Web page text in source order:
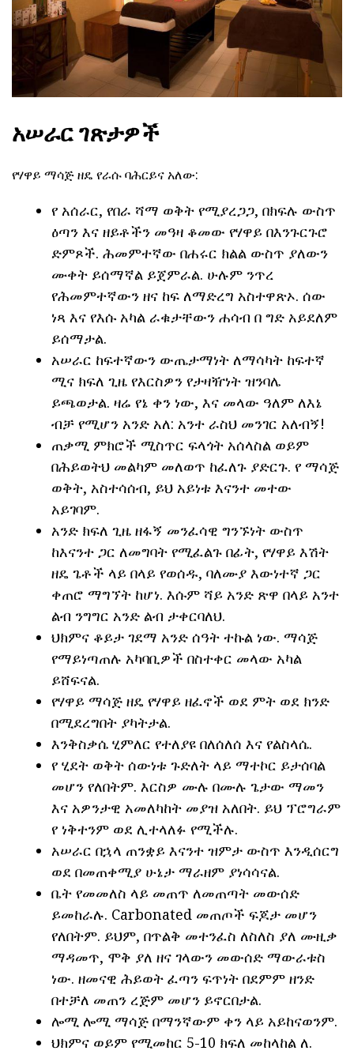
አሠራር ገጽታዎች
የሃዋይ ማሳጅ ዘዴ የራሱ ባሕርይና አለው:
የ አሰራር, የበራ ሻማ ወቅት የሚያረጋጋ, በክፍሉ ውስጥ
ዕጣን እና ዘይቶችን መዓዛ ቆመው የሃዋይ በእንጉርጉሮ
ድምጾች. ሕመምተኛው በሐሩር ክልል ውስጥ ያለውን
ሙቀት ይሰማኛል ይጀምራል. ሁሉም ንጥረ
የሕመምተኛውን ዘና ከፍ ለማድረግ አስተዋጽኦ. ሰው
ነጻ እና የእሱ አካል ራቁታቸውን ሐሳብ በ ግድ አይደለም
ይሰማታል.
አሠራር ከፍተኛውን ውጤታማነት ለማሳካት ከፍተኛ
ሚና ክፍለ ጊዜ የእርስዎን የታዛዥነት ዝንባሌ
ይጫወታል. ዛሬ የኔ ቀን ነው, እና መላው ዓለም ለእኔ
ብቻ የሚሆን አንድ አለ: አንተ ራስህ መንገር አለብኝ!
ጠቃሚ ምክሮች ሚስጥር ፍላጎት አሰላስል ወይም
በሕይወትህ መልካም መለወጥ ከፈለጉ ያድርጉ. የ ማሳጅ
ወቅት, አስተሳሰብ, ይህ አይነቱ እናንተ መተው
አይገባም.
አንድ ክፍለ ጊዜ ዘፋኝ መንፈሳዊ ግንኙነት ውስጥ
ከእናንተ ጋር ለመግባት የሚፈልጉ በፊት, የሃዋይ እሽት
ዘዴ ጌቶች ላይ በላይ የወሰዱ, ባለሙያ እውነተኛ ጋር
ቀጠሮ ማግኘት ከሆነ. እሱም ሻይ አንድ ጽዋ በላይ አንተ
ልብ ንግግር አንድ ልብ ታቀርባለህ.
ህክምና ቆይታ ገደማ አንድ ሰዓት ተኩል ነው. ማሳጅ
የማይነጣጠሉ አካባቢዎች በስተቀር መላው አካል
ይሸፍናል.
የሃዋይ ማሳጅ ዘዴ የሃዋይ ዘፈኖች ወደ ምት ወደ ክንድ
በሚደረግበት ያካትታል.
እንቅስቃሴ ሂምለር የተለያዩ በለሰለሰ እና የልስላሴ.
የ ሂደት ወቅት ሰውነቱ ጉድለት ላይ ማተኮር ይታሰባል
መሆን የለበትም. እርስዎ ሙሉ በሙሉ ጌታው ማመን
እና አዎንታዊ አመለካከት መያዝ አለበት. ይህ ፕሮግራም
የ ነቅተንም ወደ ሊተላለፉ የሚችሉ.
አሠራር በኋላ ጠንቋይ እናንተ ዝምታ ውስጥ እንዲሰርግ
ወደ በመጠቀሚያ ሁኔታ ማራዘም ያነሳሳናል.
ቤት የመመለስ ላይ መጠጥ ለመጠጣት መውሰድ
ይመከራሉ. Carbonated መጠጦች ፍጆታ መሆን
የለበትም. ይህም, በጥልቅ መተንፈስ ለስለስ ያለ ሙዚቃ
ማዳመጥ, ሞቅ ያለ ዘና ገላውን መውሰድ ማውራቱስ
ነው. ዘመናዊ ሕይወት ፈጣን ፍጥነት በደምም ዘንድ
በተቻለ መጠን ረጅም መሆን ይኖርበታል.
ሎሚ ሎሚ ማሳጅ በማንኛውም ቀን ላይ አይከናወንም.
ህክምና ወይም የሚመከር 5-10 ክፍለ መከላከል ለ.